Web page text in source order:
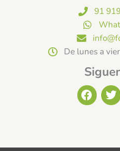
91
De lunes a
F
a
o
T
w
e